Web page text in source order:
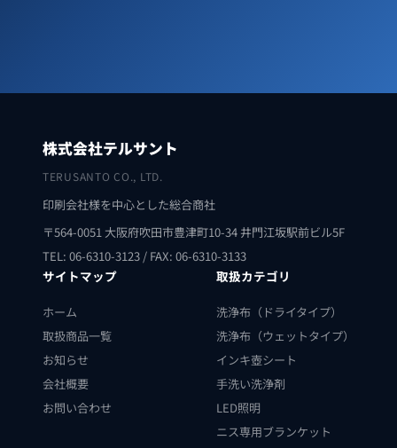
株式会社テルサント
TERUSANTO CO., LTD.
印刷会社様を中心とした総合商社
〒564-0051 大阪府吹田市豊津町10-34 井門江坂駅前ビル5F
TEL: 06-6310-3123 / FAX: 06-6310-3133
サイトマップ
ホーム
取扱商品一覧
お知らせ
会社概要
お問い合わせ
取扱カテゴリ
洗浄布（ドライタイプ）
洗浄布（ウェットタイプ）
インキ壺シート
手洗い洗浄剤
LED照明
ニス専用ブランケット